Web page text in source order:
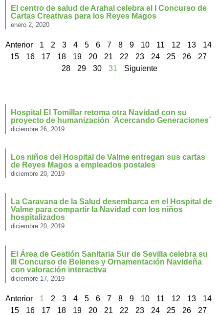
El centro de salud de Arahal celebra el I Concurso de
Cartas Creativas para los Reyes Magos
enero 2, 2020
Anterior 1 2 3 4 5 6 7 8 9 10 11 12 13
14
15
16 17 18 19 20 21 22 23 24 25 26
27
28
29 30 31 Siguiente
Hospital El Tomillar retoma otra Navidad con su
proyecto de humanización `Acercando Generaciones´
diciembre 26, 2019
Los niños del Hospital de Valme entregan sus cartas
de Reyes Magos a empleados postales
diciembre 20, 2019
La Caravana de la Salud desembarca en el Hospital de
Valme para compartir la Navidad con los niños
hospitalizados
diciembre 20, 2019
El Área de Gestión Sanitaria Sur de Sevilla celebra su
III Concurso de Belenes y Ornamentación Navideña
con valoración interactiva
diciembre 17, 2019
Anterior 1 2 3 4 5 6 7 8 9 10 11 12 13
14
15
16 17 18 19 20 21 22 23 24 25 26
27